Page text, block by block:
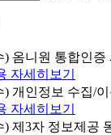
) 옴니원 통합인증
자세히보기
) 개인정보 수집/이
자세히보기
) 제3자 정보제공